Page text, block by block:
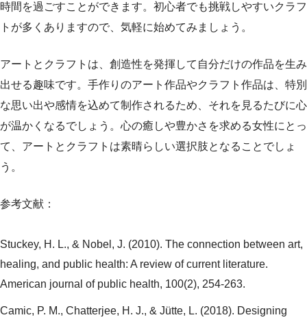
時間を過ごすことができます。初心者でも挑戦しやすいクラフ
トが多くありますので、気軽に始めてみましょう。
アートとクラフトは、創造性を発揮して自分だけの作品を生み
出せる趣味です。手作りのアート作品やクラフト作品は、特別
な思い出や感情を込めて制作されるため、それを見るたびに心
が温かくなるでしょう。心の癒しや豊かさを求める女性にとっ
て、アートとクラフトは素晴らしい選択肢となることでしょ
う。
参考文献：
Stuckey, H. L., & Nobel, J. (2010). The connection between art,
healing, and public health: A review of current literature.
American journal of public health, 100(2), 254-263.
Camic, P. M., Chatterjee, H. J., & Jütte, L. (2018). Designing